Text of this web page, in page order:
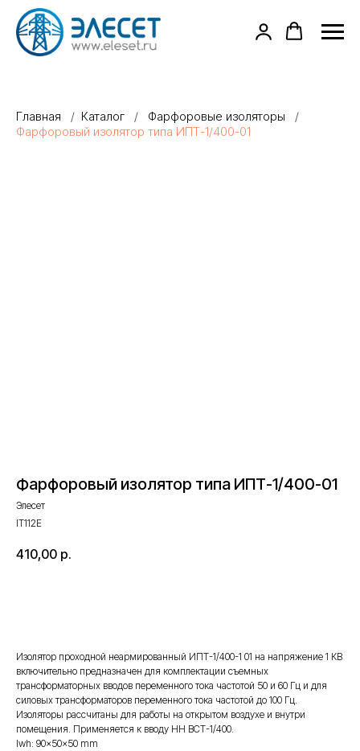
Главная / Каталог / Фарфоровые изоляторы
/
Фарфоровый изолятор типа ИПТ-1/400-01
Фарфоровый изолятор типа ИПТ-1/400-01
Элесет
IT112E
410,00 р.
Изолятор проходной неармированный ИПТ-1/400-1 01 на напряжение 1 КВ
включительно предназначен для комплектации съемных
трансформаторных вводов переменного тока частотой 50 и 60 Гц и для
силовых трансформаторов переменного тока частотой до 100 Гц.
Изоляторы рассчитаны для работы на открытом воздухе и внутри
помещения. Применяется к вводу НН ВСТ-1/400.
lwh: 90x50x50 mm